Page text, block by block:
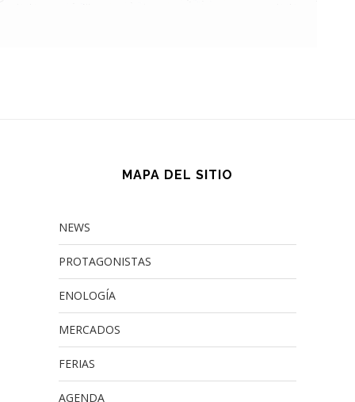
MAPA DEL SITIO
NEWS
PROTAGONISTAS
ENOLOGÍA
MERCADOS
FERIAS
AGENDA